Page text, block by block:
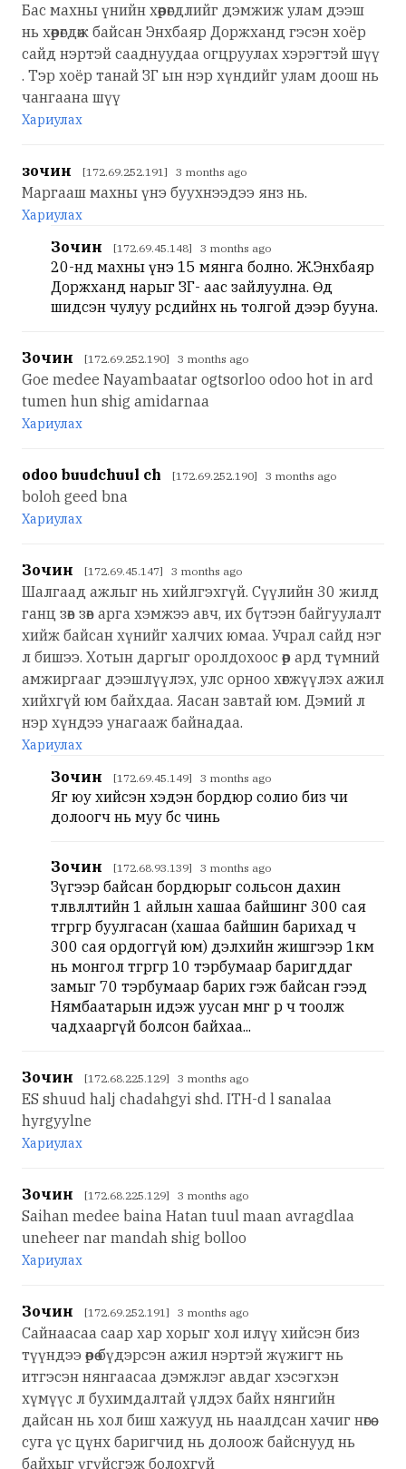
Бас махны үнийн хөөрөгдлийг дэмжиж улам дээш
нь хөөрөгдөж байсан Энхбаяр Доржханд гэсэн хоёр
сайд нэртэй сааднуудаа огцруулах хэрэгтэй шүү
. Тэр хоёр танай ЗГ ын нэр хүндийг улам доош нь
чангаана шүү
Хариулах
зочин [172.69.252.191] 3 months ago
Маргааш махны үнэ буухнээдээ янз нь.
Хариулах
Зочин [172.69.45.148] 3 months ago
20-нд махны үнэ 15 мянга болно. Ж.Энхбаяр
Доржханд нарыг ЗГ- аас зайлуулна. Өөдөө
шидсэн чулуу өөрсдийнх нь толгой дээр бууна.
Зочин [172.69.252.190] 3 months ago
Goe medee Nayambaatar ogtsorloo odoo hot in ard
tumen hun shig amidarnaa
Хариулах
odoo buudchuul ch [172.69.252.190] 3 months ago
boloh geed bna
Хариулах
Зочин [172.69.45.147] 3 months ago
Шалгаад ажлыг нь хийлгэхгүй. Сүүлийн 30 жилд
ганц зөв зөв арга хэмжээ авч, их бүтээн байгуулалт
хийж байсан хүнийг халчих юмаа. Учрал сайд нэг
л бишээ. Хотын даргыг оролдохоос өөр ард түмний
амжиргааг дээшлүүлэх, улс орноо хөгжүүлэх ажил
хийхгүй юм байхдаа. Яасан завтай юм. Дэмий л
нэр хүндээ унагааж байнадаа.
Хариулах
Зочин [172.69.45.149] 3 months ago
Яг юу хийсэн хэдэн бордюр солио биз чи
долоогч нь муу бөөс чинь
Зочин [172.68.93.139] 3 months ago
Зүгээр байсан бордюрыг сольсон дахин
төлөвлөлтийн 1 айлын хашаа байшинг 300 сая
төгрөгөөр буулгасан (хашаа байшин барихад ч
300 сая ордоггүй юм) дэлхийн жишгээр 1км
нь монгол төгрөгөөр 10 тэрбумаар баригддаг
замыг 70 тэрбумаар барих гэж байсан гээд
Нямбаатарын идэж уусан мөнгө өөрөө ч тоолж
чадхааргүй болсон байхаа...
Зочин [172.68.225.129] 3 months ago
ES shuud halj chadahgyi shd. ITH-d l sanalaa
hyrgyylne
Хариулах
Зочин [172.68.225.129] 3 months ago
Saihan medee baina Hatan tuul maan avragdlaa
uneheer nar mandah shig bolloo
Хариулах
Зочин [172.69.252.191] 3 months ago
Сайнаасаа саар хар хорыг хол илүү хийсэн биз
түүндээ өөрөө бүдэрсэн ажил нэртэй жүжигт нь
итгэсэн нянгаасаа дэмжлэг авдаг хэсэгхэн
хүмүүс л бухимдалтай үлдэх байх нянгийн
дайсан нь хол биш хажууд нь наалдсан хачиг нөгөө
суга үс цүнх баригчид нь долоож байснууд нь
байхыг үгүйсгэж болохгүй